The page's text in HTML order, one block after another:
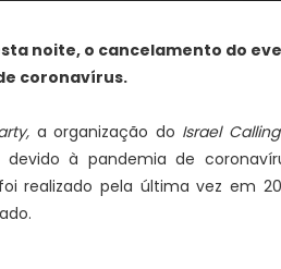
noite, o cancelamento do
coronavírus.
a organização do Israel Calling
à pandemia de
realizado pela última vez em